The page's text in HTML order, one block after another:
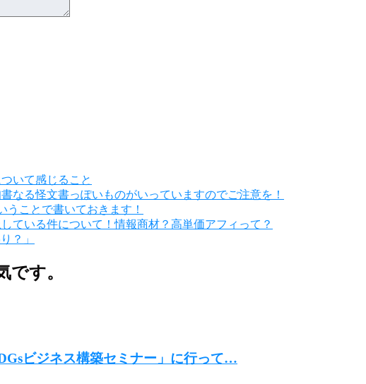
いて感じること
なる怪文書っぽいものがいっていますのでご注意を！
うことで書いておきます！
ている件について！情報商材？高単価アフィって？
？」
です。
ビジネス構築セミナー」に行って…